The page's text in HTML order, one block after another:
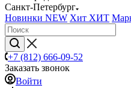
Санкт-Петербург
Новинки NEW Хит ХИТ
+7 (812) 666-09-52
Заказать звонок
Войти